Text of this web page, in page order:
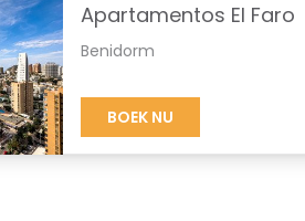
Apartamentos El Faro
Benidorm
BOEK NU